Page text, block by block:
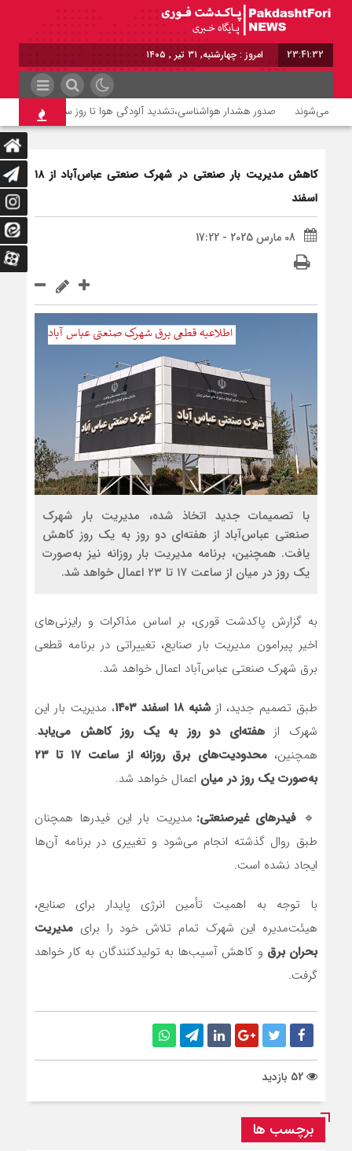
23:41:33 امروز : چهارشنبه, ۳۱ تیر , ۱۴۰۵
صدور هشدار هواشناسی،تشدید آلودگی هوا تا روز سه‌شنبه
کاهش مدیریت بار صنعتی در شهرک صنعتی عباس‌آباد از ۱۸
اسفند
08 مارس 2025 - 17:22
با تصمیمات جدید اتخاذ شده، مدیریت بار شهرک
صنعتی عباس‌آباد از هفته‌ای دو روز به یک روز کاهش
یافت. همچنین، برنامه مدیریت بار روزانه نیز به‌صورت
یک روز در میان از ساعت ۱۷ تا ۲۳ اعمال خواهد شد.
به گزارش پاکدشت قوری، بر اساس مذاکرات و رایزنی‌های
اخیر پیرامون مدیریت بار صنایع، تغییراتی در برنامه قطعی
برق شهرک صنعتی عباس‌آباد اعمال خواهد شد.
طبق تصمیم جدید، ازشنبه ۱۸ اسفند ۱۴۰۳
، مدیریت بار این
شهرک ازهفته‌ای دو روز به یک روز کاهش می‌یابد.
همچنین،
محدودیت‌های برق روزانه از ساعت ۱۷ تا ۲۳
به‌صورت یک روز در میان اعمال خواهد شد.
🔹 فیدرهای غیرصنعتی: مدیریت بار این فیدرها همچنان
طبق روال گذشته انجام می‌شود و تغییری در برنامه آن‌ها
ایجاد نشده است.
با توجه به اهمیت تأمین انرژی پایدار برای صنایع،
هیئت‌مدیره این شهرک تمام تلاش خود را برای مدیریت
بحران برق و کاهش آسیب‌ها به تولیدکنندگان به کار خواهد
گرفت.
برچسب ها